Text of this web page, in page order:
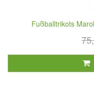
Fußballtrikots